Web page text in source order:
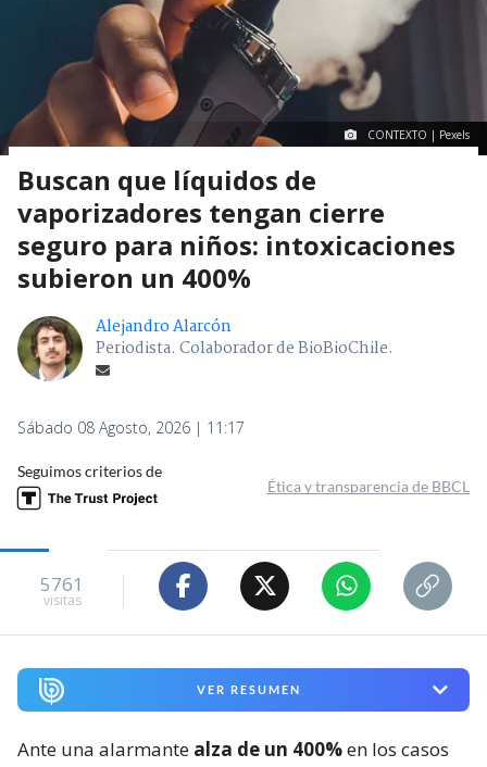
CONTEXTO | Pexels
Buscan que líquidos de
vaporizadores tengan cierre
seguro para niños: intoxicaciones
subieron un 400%
Alejandro Alarcón
Periodista. Colaborador de BioBioChile.
Sábado 08 Agosto, 2026 | 11:17
Seguimos criterios de
Ética y transparencia de BBCL
5761
visitas
VER RESUMEN
Ante una alarmante alza de un 400%en los casos